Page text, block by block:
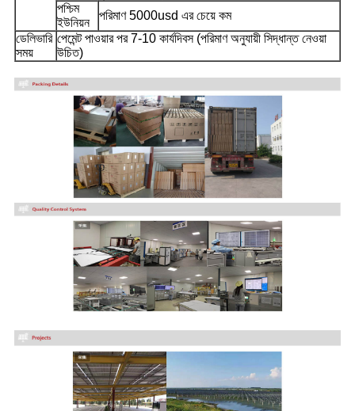
পশ্চিম
ইউনিয়ন
পরিমাণ 5000usd এর চেয়ে কম
ডেলিভারি
সময়
পেমেন্ট পাওয়ার পর 7-10 কার্যদিবস (পরিমাণ অনুযায়ী সিদ্ধান্ত নেওয়া
উচিত)